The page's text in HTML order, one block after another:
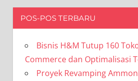
POS-POS TERBARU
Bisnis H&M Tutup 160
Commerce dan Optimalisasi
Proyek Revamping